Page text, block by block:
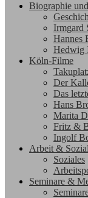
Biographie
Irmgard
Hannes
Hedwig
Köln-Filme
Der
Das
Hans
Marita
Fritz &
Ingolf
Arbeit &
Soziales
Seminare &